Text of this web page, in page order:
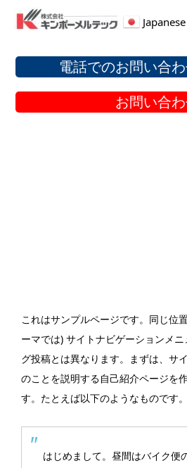
Japanese
電話でのお問い合
お問い合
これはサンプルページです。同じ位
ーマでは) サイトナビゲーションメ
グ投稿とは異なります。まずは、サ
のことを説明する自己紹介ページを
す。たとえば以下のようなものです。
はじめまして。昼間はバイク便